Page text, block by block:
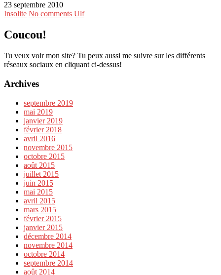
23 septembre 2010
Insolite No comments Ulf
Coucou!
Tu veux voir mon site? Tu peux aussi me suivre sur les différents
réseaux sociaux en cliquant ci-dessus!
Archives
septembre 2019
mai 2019
janvier 2019
février 2018
avril 2016
novembre 2015
octobre 2015
août 2015
juillet 2015
juin 2015
mai 2015
avril 2015
mars 2015
février 2015
janvier 2015
décembre 2014
novembre 2014
octobre 2014
septembre 2014
août 2014